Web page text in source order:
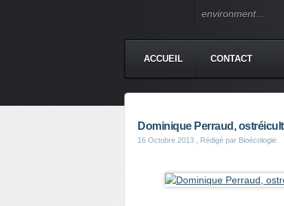
environment...
ACCUEIL CONTACT
Dominique Perraud,
16 Octobre 2013 , Rédigé par Bioécologie